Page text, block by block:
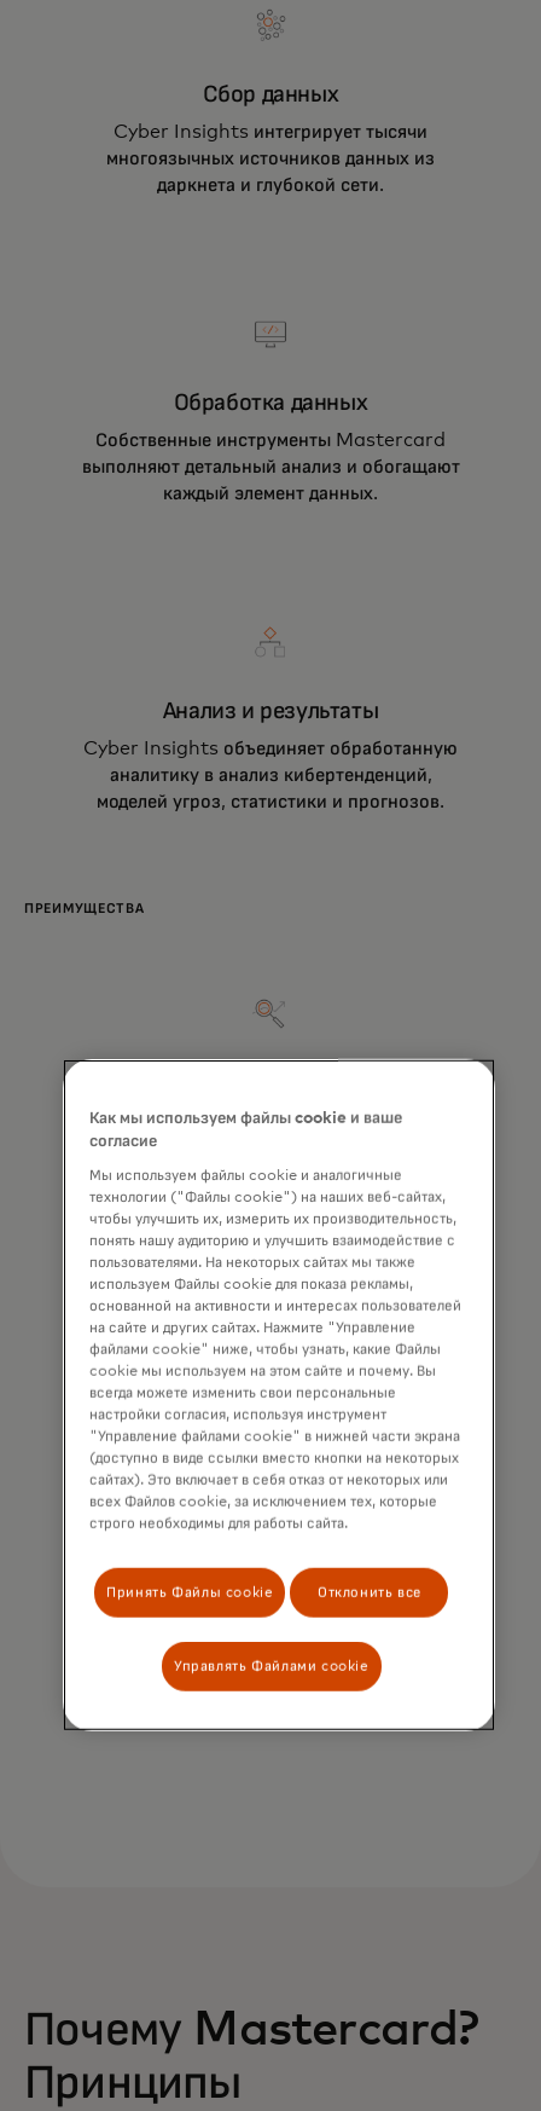
Сбор данных
Cyber Insights интегрирует тысячи
многоязычных источников данных из
даркнета и глубокой сети.
Обработка данных
Собственные инструменты Mastercard
выполняют детальный анализ и обогащают
каждый элемент данных.
Анализ и результаты
Cyber Insights объединяет обработанную
аналитику в анализ кибертенденций,
моделей угроз, статистики и прогнозов.
ПРЕИМУЩЕСТВА
Изучите тенденции внешних угроз, а также
контекст и потенциальные последствия.
Снижение рисков
Снижайте вероятность атаки с помощью
прогнозирования тенденций угроз.
Эффективность
Инвестируйте в средства контроля,
Почему Mastercard?
Принципы
Как мы используем файлы cookie и ваше
согласие
Мы используем файлы cookie и аналогичные
технологии ("Файлы cookie") на наших веб-сайтах,
чтобы улучшить их, измерить их производительность,
понять нашу аудиторию и улучшить взаимодействие с
пользователями. На некоторых сайтах мы также
используем Файлы cookie для показа рекламы,
основанной на активности и интересах пользователей
на сайте и других сайтах. Нажмите "Управление
файлами cookie" ниже, чтобы узнать, какие Файлы
cookie мы используем на этом сайте и почему. Вы
всегда можете изменить свои персональные
настройки согласия, используя инструмент
"Управление файлами cookie" в нижней части экрана
(доступно в виде ссылки вместо кнопки на некоторых
сайтах). Это включает в себя отказ от некоторых или
всех Файлов cookie, за исключением тех, которые
строго необходимы для работы сайта.
Принять Файлы cookie Отклонить все
Управлять Файлами cookie